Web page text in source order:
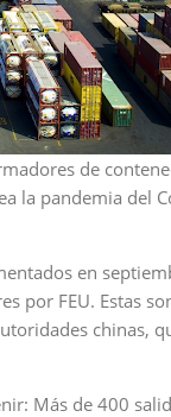
de
la pandemia del
en
por FEU. Estas
chinas,
Más de 400